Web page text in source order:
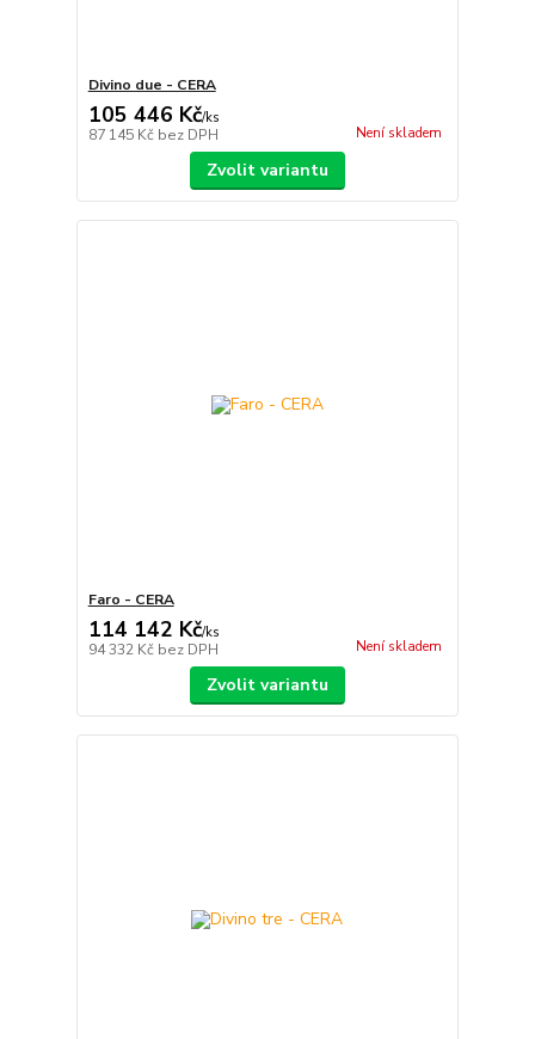
Divino due - CERA
105 446 Kč/ks
87 145 Kč bez DPH Není skladem
Zvolit variantu
Faro - CERA
114 142 Kč/ks
94 332 Kč bez DPH Není skladem
Zvolit variantu